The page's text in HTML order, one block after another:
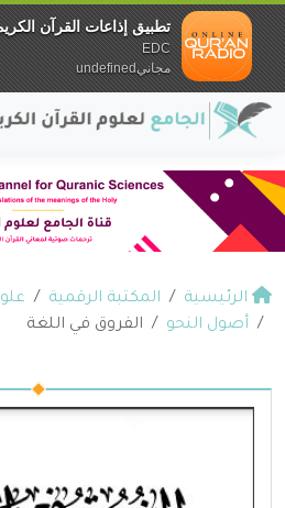
الرئيسية المكتبة الرقمية
أصول النحو
الفروق في اللغة
تطبيق إذاعات القرآن
EDC
مجانيundefined